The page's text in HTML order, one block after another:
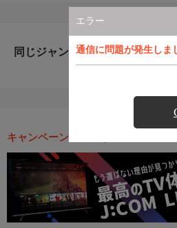
エラー
通信に問題が発生しま
同じジャンルのおすすめ番組
キャンペーン・お得な情報